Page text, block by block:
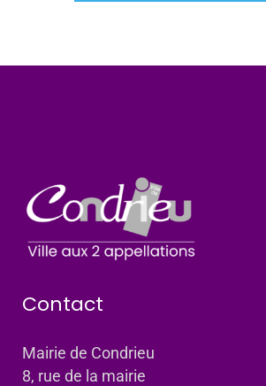
Contact
Mairie de Condrieu
8, rue de la mairie